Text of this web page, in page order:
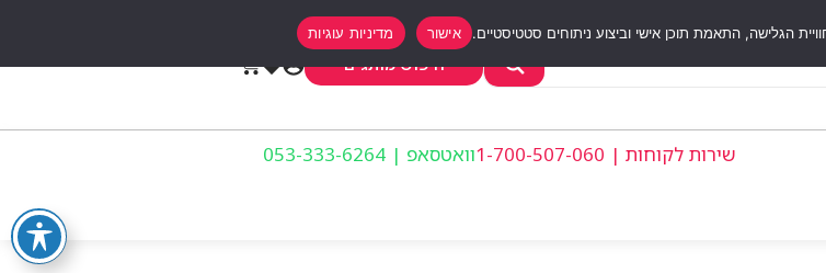
חיפוש מותגים
שירות לקוחות | 1-700-507-060 וואטסאפ | 053-333-6264
אישור מדיניות עוגיות